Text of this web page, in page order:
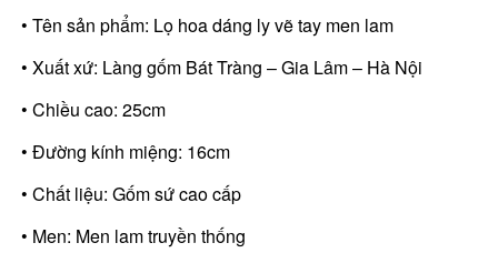
• Tên sản phẩm: Lọ hoa dáng ly vẽ tay men lam
• Xuất xứ: Làng gốm Bát Tràng – Gia Lâm – Hà Nội
• Chiều cao: 25cm
• Đường kính miệng: 16cm
• Chất liệu: Gốm sứ cao cấp
• Men: Men lam truyền thống